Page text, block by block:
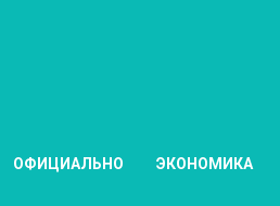
ОФИЦИАЛЬНО ЭКОНОМИКА